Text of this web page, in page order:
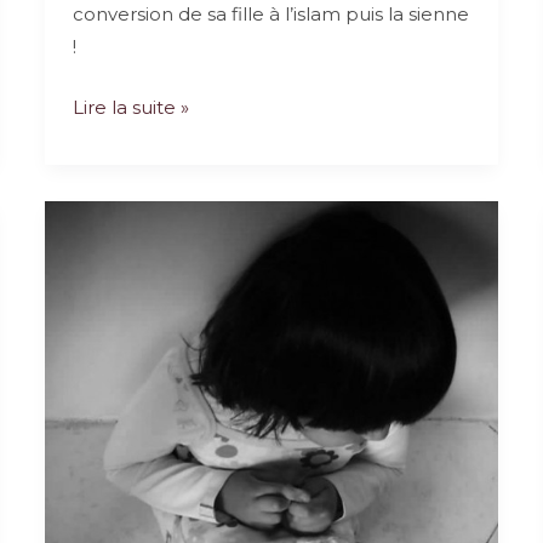
conversion de sa fille à l’islam puis la sienne
!
Quand
et
convertissent
Lire la suite »